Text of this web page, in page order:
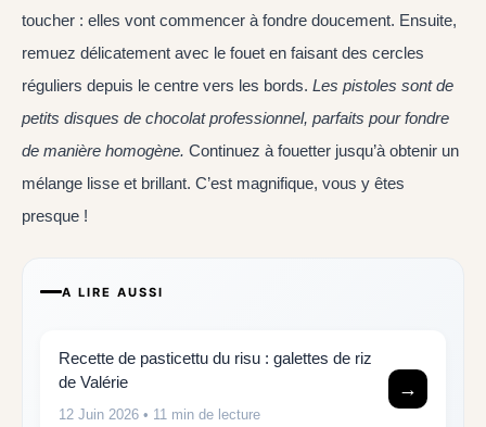
toucher : elles vont commencer à fondre doucement. Ensuite,
remuez délicatement avec le fouet en faisant des cercles
réguliers depuis le centre vers les bords. Les pistoles sont de
petits disques de chocolat professionnel, parfaits pour fondre
de manière homogène. Continuez à fouetter jusqu’à obtenir un
mélange lisse et brillant. C’est magnifique, vous y êtes
presque !
A LIRE AUSSI
Recette de pasticettu du risu : galettes de riz
de Valérie
12 Juin 2026 • 11 min de lecture
→